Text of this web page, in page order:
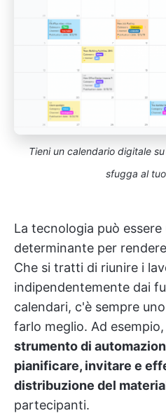
Tieni un calendario digitale
sfugga al
La tecnologia può
determinante per
Che si tratti di riunire i
indipendentemente dai
calendari, c'è sempre
farlo meglio. Ad
strumento di
pianificare, invitare e
distribuzione del
partecipanti.